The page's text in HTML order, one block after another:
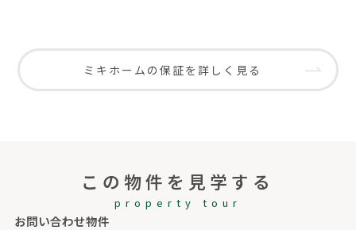
ミキホームの保証を詳しく見る
この物件を見学する
property tour
お問い合わせ物件